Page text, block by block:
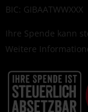
BIC: GIBAATWWXXX
Ihre Spende kann
Weitere